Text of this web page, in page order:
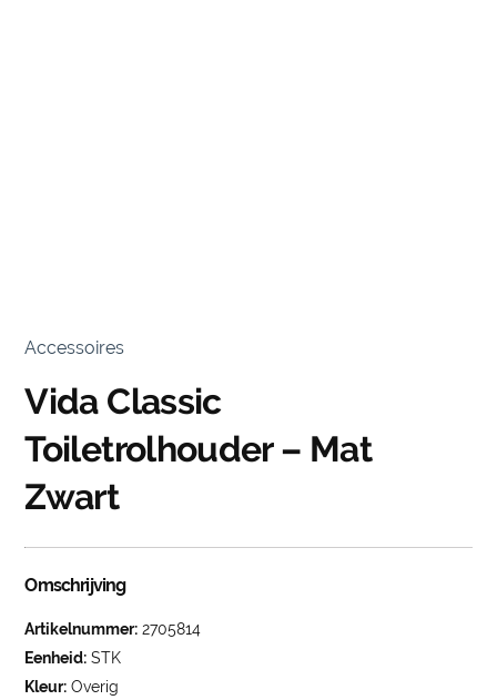
Accessoires
Vida Classic
Toiletrolhouder – Mat
Zwart
Omschrijving
Artikelnummer: 2705814
Eenheid: STK
Kleur: Overig